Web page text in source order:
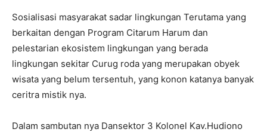
Sosialisasi masyarakat sadar lingkungan Terutama yang
berkaitan dengan Program Citarum Harum dan
pelestarian ekosistem lingkungan yang berada
lingkungan sekitar Curug roda yang merupakan obyek
wisata yang belum tersentuh, yang konon katanya banyak
ceritra mistik nya.
Dalam sambutan nya Dansektor 3 Kolonel Kav.Hudiono